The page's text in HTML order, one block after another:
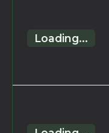
Loading...